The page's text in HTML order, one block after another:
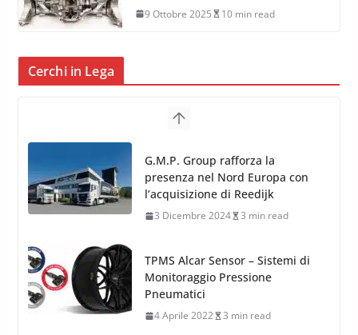
9 Ottobre 2025 10 min read
Cerchi in Lega
TPMS Alcar Sensor – Sistemi di
Monitoraggio Pressione
Pneumatici
4 Aprile 2022 3 min read
Cerchi in Lega Mercedes: Novità
MAK 2019 – 2020
16 Settembre 2019